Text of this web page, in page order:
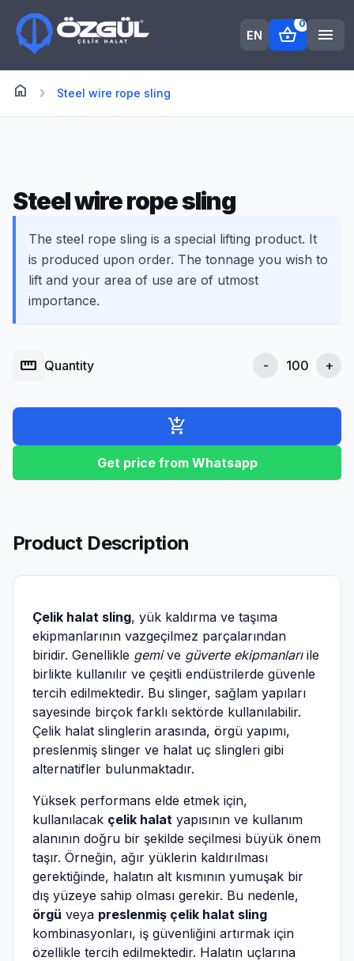
EN shopping_basket
0
menu
home Anasayfa
chevron_right Steel wire rope sling
Steel wire rope sling
The steel rope sling is a special lifting product. It
is produced upon order. The tonnage you wish to
lift and your area of use are of utmost
importance.
straighten Quantity - +
add_shopping_cart
Get price from Whatsapp
Product Description
Çelik halat sling, yük kaldırma ve taşıma
ekipmanlarının vazgeçilmez parçalarından
biridir. Genellikle gemive güverte ekipmanlarıile
birlikte kullanılır ve çeşitli endüstrilerde güvenle
tercih edilmektedir. Bu slinger, sağlam yapıları
sayesinde birçok farklı sektörde kullanılabilir.
Çelik halat slinglerin arasında, örgü yapımı,
preslenmiş slinger ve halat uç slingleri gibi
alternatifler bulunmaktadır.
Yüksek performans elde etmek için,
kullanılacak çelik halat yapısının ve kullanım
alanının doğru bir şekilde seçilmesi büyük önem
taşır. Örneğin, ağır yüklerin kaldırılması
gerektiğinde, halatın alt kısmının yumuşak bir
dış yüzeye sahip olması gerekir. Bu nedenle,
örgü veya preslenmiş çelik halat sling
kombinasyonları, iş güvenliğini artırmak için
özellikle tercih edilmektedir. Halatın uçlarına